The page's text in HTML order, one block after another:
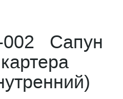
002 Сапун
картера